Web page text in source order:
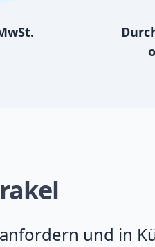
und in